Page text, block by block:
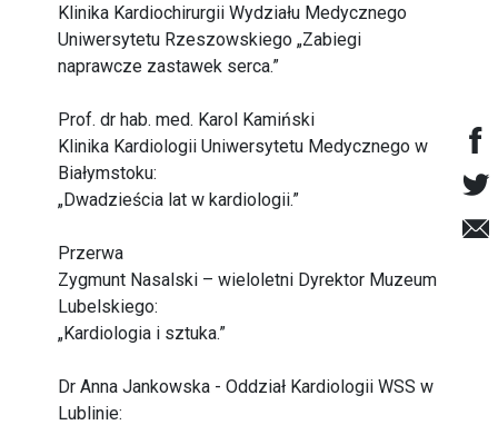
Klinika Kardiochirurgii Wydziału Medycznego
Uniwersytetu Rzeszowskiego „Zabiegi
naprawcze zastawek serca.”
Prof. dr hab. med. Karol Kamiński
Klinika Kardiologii Uniwersytetu Medycznego w
Białymstoku:
„Dwadzieścia lat w kardiologii.”
Przerwa
Zygmunt Nasalski – wieloletni Dyrektor Muzeum
Lubelskiego:
„Kardiologia i sztuka.”
Dr Anna Jankowska - Oddział Kardiologii WSS w
Lublinie: